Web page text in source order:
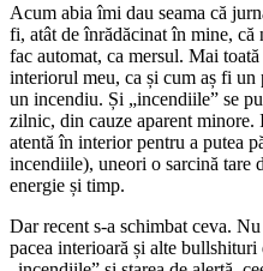
Acum abia îmi dau seama că
fi, atât de înrădăcinat în mine,
fac automat, ca mersul. Mai
interiorul meu, ca și cum aș fi un
un incendiu. Și „incendiile” se
zilnic, din cauze aparent
atentă în interior pentru a putea
incendiile), uneori o sarcină tare
energie și timp.
Dar recent s-a schimbat ceva.
pacea interioară și alte